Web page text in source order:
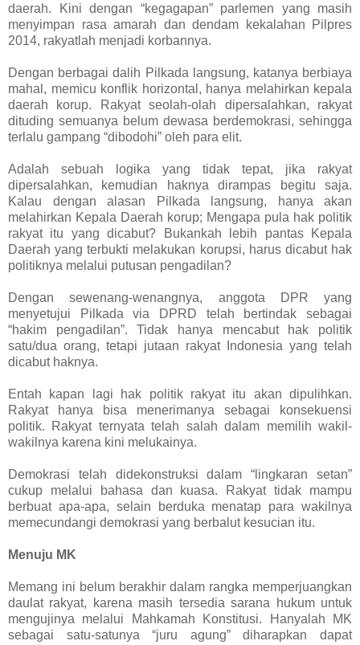
daerah. Kini dengan “kegagapan” parlemen yang masih
menyimpan rasa amarah dan dendam kekalahan Pilpres
2014, rakyatlah menjadi korbannya.
Dengan berbagai dalih Pilkada langsung, katanya berbiaya
mahal, memicu konflik horizontal, hanya melahirkan kepala
daerah korup. Rakyat seolah-olah dipersalahkan, rakyat
dituding semuanya belum dewasa berdemokrasi, sehingga
terlalu gampang “dibodohi” oleh para elit.
Adalah sebuah logika yang tidak tepat, jika rakyat
dipersalahkan, kemudian haknya dirampas begitu saja.
Kalau dengan alasan Pilkada langsung, hanya akan
melahirkan Kepala Daerah korup; Mengapa pula hak politik
rakyat itu yang dicabut? Bukankah lebih pantas Kepala
Daerah yang terbukti melakukan korupsi, harus dicabut hak
politiknya melalui putusan pengadilan?
Dengan sewenang-wenangnya, anggota DPR yang
menyetujui Pilkada via DPRD telah bertindak sebagai
“hakim pengadilan”. Tidak hanya mencabut hak politik
satu/dua orang, tetapi jutaan rakyat Indonesia yang telah
dicabut haknya.
Entah kapan lagi hak politik rakyat itu akan dipulihkan.
Rakyat hanya bisa menerimanya sebagai konsekuensi
politik. Rakyat ternyata telah salah dalam memilih wakil-
wakilnya karena kini melukainya.
Demokrasi telah didekonstruksi dalam “lingkaran setan”
cukup melalui bahasa dan kuasa. Rakyat tidak mampu
berbuat apa-apa, selain berduka menatap para wakilnya
memecundangi demokrasi yang berbalut kesucian itu.
Menuju MK
Memang ini belum berakhir dalam rangka memperjuangkan
daulat rakyat, karena masih tersedia sarana hukum untuk
mengujinya melalui Mahkamah Konstitusi. Hanyalah MK
sebagai satu-satunya “juru agung” diharapkan dapat